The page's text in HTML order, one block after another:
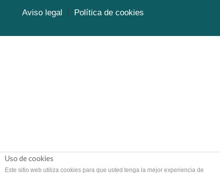
Aviso legal
Política de cookies
Uso de cookies
Este sitio web utiliza cookies para que usted tenga la mejor experiencia de